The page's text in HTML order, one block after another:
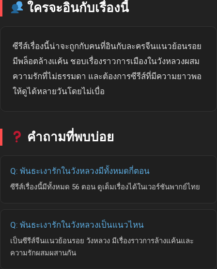
ใครจะอินกับเรื่องนี้
ซีรีส์เรื่องนี้น่าจะถูกกับคนที่อินกับละครจีนแนวย้อนรอย
มีพล็อตล้างแค้น ชอบเรื่องราวการเมืองในวังหลวงผสม
ความรักที่ไม่ธรรมดา และต้องการซีรีส์ที่มีความยาวพอ
ให้ดูได้หลายวันโดยไม่เบื่อ
คำถามที่พบบ่อย
Q: พันธะเงารักในวังหลวงมีทั้งหมดกี่ตอน
ซีรีส์เรื่องนี้มีทั้งหมด 56 ตอน ดูเต็มเรื่องได้ในเวอร์ชันพากย์ไทย
Q: พันธะเงารักในวังหลวงเป็นแนวไหน
เป็นซีรีส์จีนแนวย้อนรอย วังหลวง มีเรื่องราวการล้างแค้นและ
ความรักผสมผสานกัน